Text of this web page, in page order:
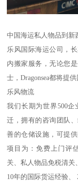
中国海运私人物品到新
乐风国际海运公司，
内搬家服务，无论您
士，Dragonsea都将提
乐风物流
我们长期为世界500
迁，拥有的咨询团队
善的仓储设施，可提
项目为：免费上门评
关、私人物品免税清关
10年的国际货运经验、